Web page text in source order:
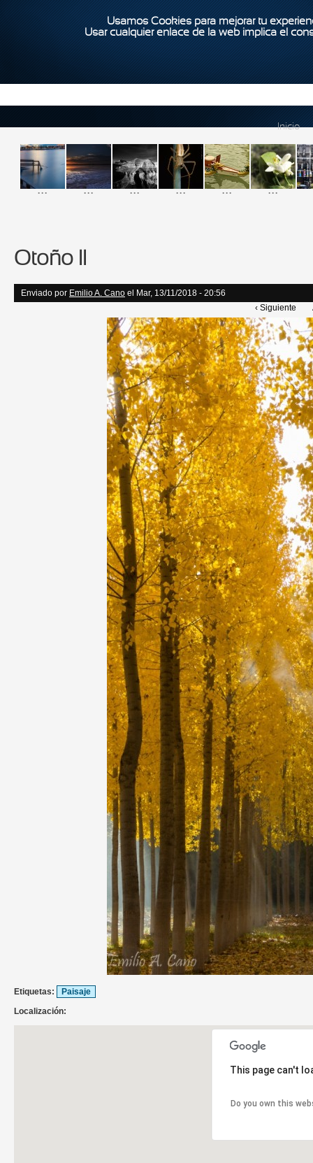
Usamos Cookies para mejorar tu
Usar cualquier enlace de la web implica el
Inicio
... ... ... ... ... ...
Otoño II
Enviado por Emilio A. Cano el Mar, 13/11/2018 - 20:56
‹ Siguiente
Etiquetas:
Paisaje
Localización:
This page can't
Do you own this